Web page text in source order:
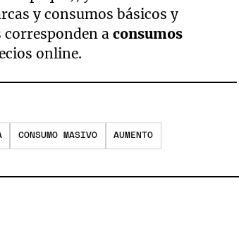
y consumos básicos y
corresponden aconsumos
online.
CONSUMO MASIVO AUMENTO